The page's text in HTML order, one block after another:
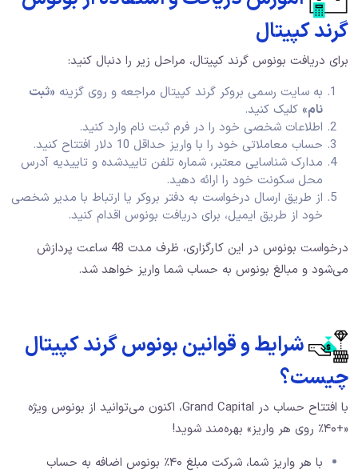
گرند کپیتال
برای دریافت بونوس گرند کپیتال، مراحل زیر را دنبال کنید:
به سایت رسمی بروکر گرند کپیتال مراجعه و روی گزینه «ثبت
نام» کلیک کنید.
اطلاعات شخصی خود را در فرم ثبت‌ نام وارد کنید.
حساب معاملاتی خود را با واریز حداقل 10 دلار افتتاح کنید.
مدارک شناسایی معتبر، شماره تلفن تاییدشده و تاییدیه آدرس
محل سکونت خود را ارائه دهید.
از طریق ارسال درخواست به دفتر بروکر یا ارتباط با مدیر شخصی
خود از طریق ایمیل، برای دریافت بونوس اقدام کنید.
درخواست بونوس در این کارگزاری، ظرف مدت 48 ساعت پردازش
می‌شود و مبالغ بونوس به حساب شما واریز خواهد شد.
شرایط و قوانین بونوس گرند کپیتال
چیست؟
با افتتاح حساب در Grand Capital، اکنون می‌توانید از بونوس ویژه
«+۴۰٪ روی هر واریز» بهره‌مند شوید!
با هر واریز شما، شرکت مبلغ ۴۰٪ بونوس اضافه به حساب